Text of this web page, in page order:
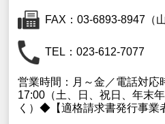
FAX：03-6893-8947（
TEL：023-612-7077
営業時間：月～金／電話対応
17:00（土、日、祝日、年末
く）◆【適格請求書発行事業